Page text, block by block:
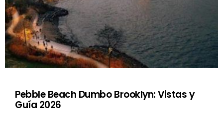
Pebble Beach Dumbo Brooklyn: Vistas y
Guía 2026